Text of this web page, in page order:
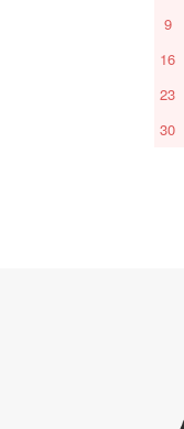
9
16
23
30